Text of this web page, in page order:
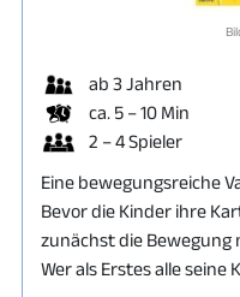
ab 3 Jahren
ca. 5 – 10 Min
2 – 4 Spieler
Eine bewegungsreiche
Bevor die Kinder ihre
zunächst die Bewegung
Wer als Erstes alle seine